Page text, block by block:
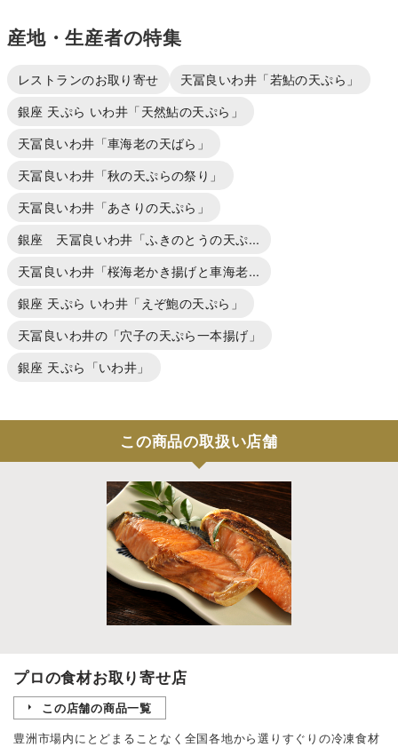
産地・生産者の特集
レストランのお取り寄せ
天冨良いわ井「若鮎の天ぷら」
銀座 天ぷら いわ井「天然鮎の天ぷら」
天冨良いわ井「車海老の天ばら」
天冨良いわ井「秋の天ぷらの祭り」
天冨良いわ井「あさりの天ぷら」
銀座 天冨良いわ井「ふきのとうの天ぷ...
天冨良いわ井「桜海老かき揚げと車海老...
銀座 天ぷら いわ井「えぞ鮑の天ぷら」
天冨良いわ井の「穴子の天ぷら一本揚げ」
銀座 天ぷら「いわ井」
この商品の取扱い店舗
プロの食材お取り寄せ店
この店舗の商品一覧
豊洲市場内にとどまることなく全国各地から選りすぐりの冷凍食材